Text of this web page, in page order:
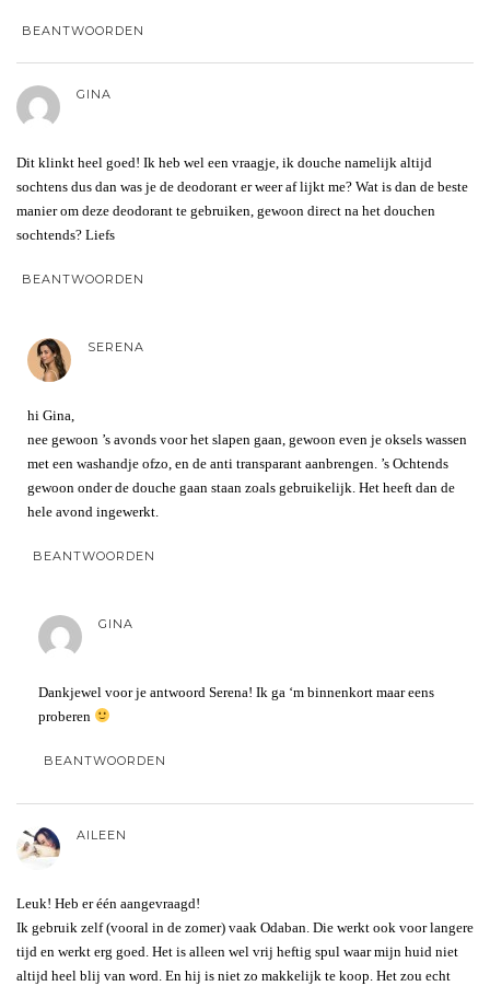
BEANTWOORDEN
GINA
Dit klinkt heel goed! Ik heb wel een vraagje, ik douche namelijk altijd
sochtens dus dan was je de deodorant er weer af lijkt me? Wat is dan de beste
manier om deze deodorant te gebruiken, gewoon direct na het douchen
sochtends? Liefs
BEANTWOORDEN
SERENA
hi Gina,
nee gewoon ’s avonds voor het slapen gaan, gewoon even je oksels wassen
met een washandje ofzo, en de anti transparant aanbrengen. ’s Ochtends
gewoon onder de douche gaan staan zoals gebruikelijk. Het heeft dan de
hele avond ingewerkt.
BEANTWOORDEN
GINA
Dankjewel voor je antwoord Serena! Ik ga ‘m binnenkort maar eens
proberen
BEANTWOORDEN
AILEEN
Leuk! Heb er één aangevraagd!
Ik gebruik zelf (vooral in de zomer) vaak Odaban. Die werkt ook voor langere
tijd en werkt erg goed. Het is alleen wel vrij heftig spul waar mijn huid niet
altijd heel blij van word. En hij is niet zo makkelijk te koop. Het zou echt